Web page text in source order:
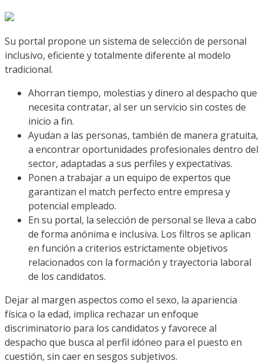
Su portal propone un sistema de selección de personal
inclusivo, eficiente y totalmente diferente al modelo
tradicional.
Ahorran tiempo, molestias y dinero al despacho que
necesita contratar, al ser un servicio sin costes de
inicio a fin.
Ayudan a las personas, también de manera gratuita,
a encontrar oportunidades profesionales dentro del
sector, adaptadas a sus perfiles y expectativas.
Ponen a trabajar a un equipo de expertos que
garantizan el match perfecto entre empresa y
potencial empleado.
En su portal, la selección de personal se lleva a cabo
de forma anónima e inclusiva. Los filtros se aplican
en función a criterios estrictamente objetivos
relacionados con la formación y trayectoria laboral
de los candidatos.
Dejar al margen aspectos como el sexo, la apariencia
física o la edad, implica rechazar un enfoque
discriminatorio para los candidatos y favorece al
despacho que busca al perfil idóneo para el puesto en
cuestión, sin caer en sesgos subjetivos.